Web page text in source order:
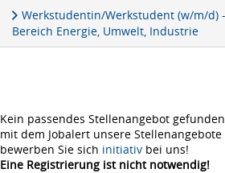
Werkstudentin/Werkstudent (w/m/d)
Bereich Energie, Umwelt, Industrie
Kein passendes Stellenangebot
mit dem Jobalert unsere
bewerben Sie sich initiativ bei uns!
Eine Registrierung ist nicht notwendig!